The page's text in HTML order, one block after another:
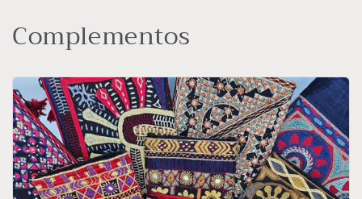
Complementos